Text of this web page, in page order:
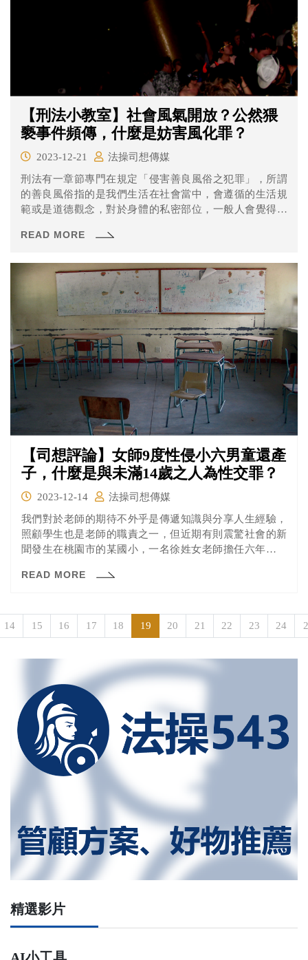
【刑法小教室】社會風氣開放？公然猥
褻事件頻傳，什麼是妨害風化罪？
2023-12-21
法操司想傳媒
刑法有一章節專門在規定「侵害善良風俗之犯罪」，所謂
的善良風俗指的是我們生活在社會當中，會遵循的生活規
範或是道德觀念，對於身體的私密部位，一般人會覺得應
南卻發生三起妨害風化事件，究竟什麼是妨害風化罪？刑
READ MORE
【司想評論】女師9度性侵小六男童還產
子，什麼是與未滿14歲之人為性交罪？
2023-12-14
法操司想傳媒
我們對於老師的期待不外乎是傳遞知識與分享人生經驗，
照顧學生也是老師的職責之一，但近期有則震驚社會的新
聞發生在桃園市的某國小，一名徐姓女老師擔任六年級班
學生意願，事後更懷孕生子，讓剛從小學畢業的男學生當
READ MORE
14 15 16 17 18 19 20 21 22 23 24
精選影片